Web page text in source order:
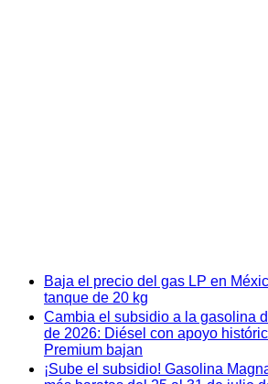
Baja el precio del gas LP en
tanque de 20 kg
Cambia el subsidio a la gasolina
de 2026: Diésel con apoyo
Premium bajan
¡Sube el subsidio! Gasolina